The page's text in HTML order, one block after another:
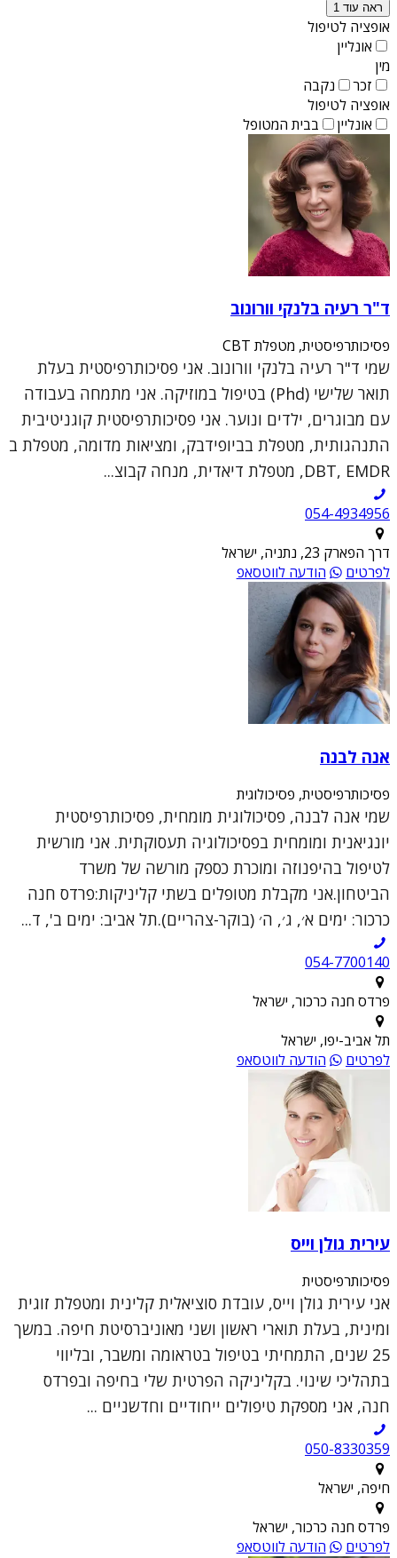
ראה עוד 1
אופציה לטיפול
אונליין
מין
זכר
נקבה
אופציה לטיפול
אונליין
בבית המטופל
ד"ר רעיה בלנקי וורונוב
פסיכותרפיסטית, מטפלת CBT
שמי ד"ר רעיה בלנקי וורונוב. אני פסיכותרפיסטית בעלת
תואר שלישי (Phd) בטיפול במוזיקה. אני מתמחה בעבודה
עם מבוגרים, ילדים ונוער. אני פסיכותרפיסטית קוגניטיבית
התנהגותית, מטפלת בביופידבק, ומציאות מדומה, מטפלת ב
DBT, EMDR, מטפלת דיאדית, מנחה קבוצ...
054-4934956
דרך הפארק 23, נתניה, ישראל
לפרטים
הודעה לווטסאפ
אנה לבנה
פסיכותרפיסטית, פסיכולוגית
שמי אנה לבנה, פסיכולוגית מומחית, פסיכותרפיסטית
יונגיאנית ומומחית בפסיכולוגיה תעסוקתית. אני מורשית
לטיפול בהיפנוזה ומוכרת כספק מורשה של משרד
הביטחון.אני מקבלת מטופלים בשתי קליניקות:פרדס חנה
כרכור: ימים א׳, ג׳, ה׳ (בוקר-צהריים).תל אביב: ימים ב', ד...
054-7700140
פרדס חנה כרכור, ישראל
תל אביב-יפו, ישראל
לפרטים
הודעה לווטסאפ
עירית גולן וייס
פסיכותרפיסטית
אני עירית גולן וייס, עובדת סוציאלית קלינית ומטפלת זוגית
ומינית, בעלת תוארי ראשון ושני מאוניברסיטת חיפה. במשך
25 שנים, התמחיתי בטיפול בטראומה ומשבר, ובליווי
בתהליכי שינוי. בקליניקה הפרטית שלי בחיפה ובפרדס
חנה, אני מספקת טיפולים ייחודיים וחדשניים ...
050-8330359
חיפה, ישראל
פרדס חנה כרכור, ישראל
לפרטים
הודעה לווטסאפ